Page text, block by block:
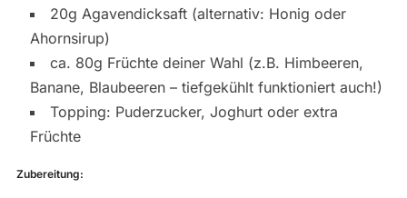
20g Agavendicksaft (alternativ: Honig oder
Ahornsirup)
ca. 80g Früchte deiner Wahl (z.B. Himbeeren,
Banane, Blaubeeren – tiefgekühlt funktioniert auch!)
Topping: Puderzucker, Joghurt oder extra
Früchte
Zubereitung: